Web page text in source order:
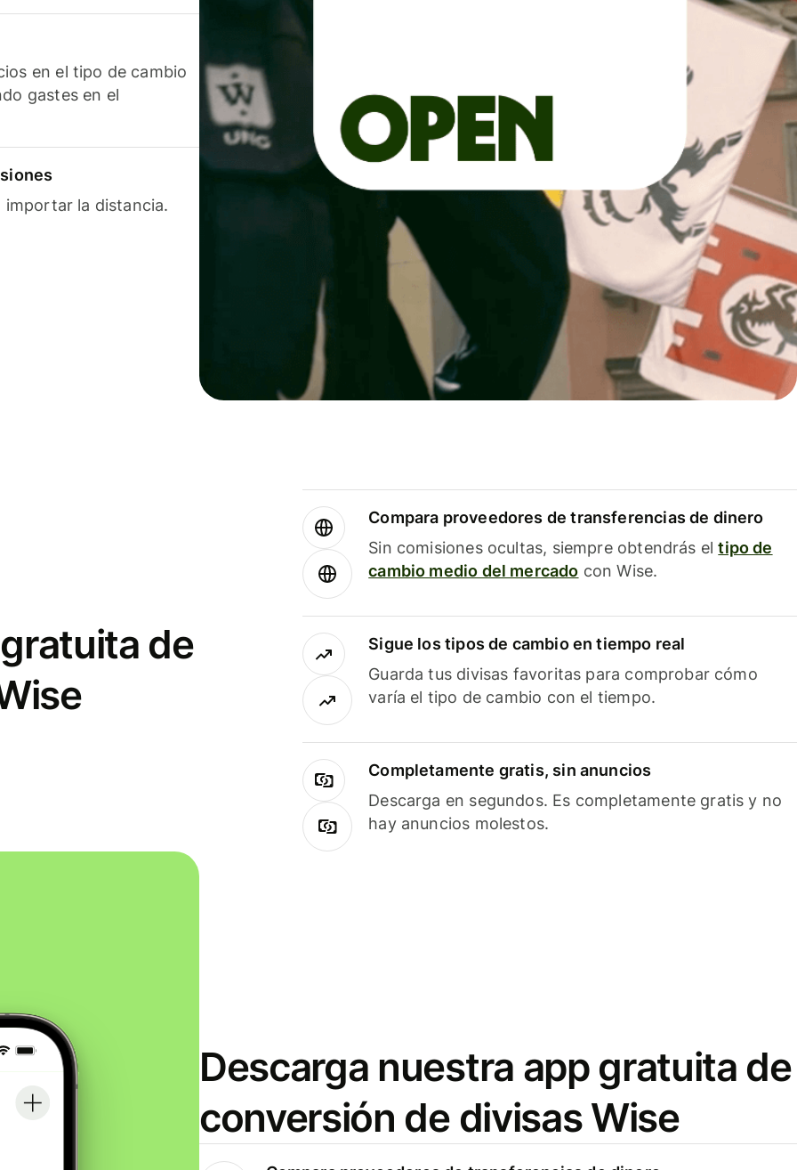
en el tipo de cambio
gastes en el
importar la distancia.
de
Compara proveedores de transferencias de dinero
Sin comisiones ocultas, siempre obtendrás eltipo de
cambio medio del mercado con Wise.
Sigue los tipos de cambio en tiempo real
Guarda tus divisas favoritas para comprobar cómo
varía el tipo de cambio con el tiempo.
Completamente gratis, sin anuncios
Descarga en segundos. Es completamente gratis y no
hay anuncios molestos.
Descarga nuestra app gratuita de
conversión de divisas Wise